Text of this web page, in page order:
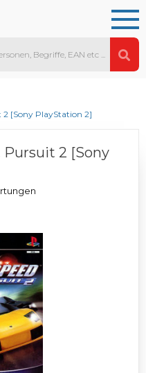
2 [Sony PlayStation 2]
Pursuit 2 [Sony